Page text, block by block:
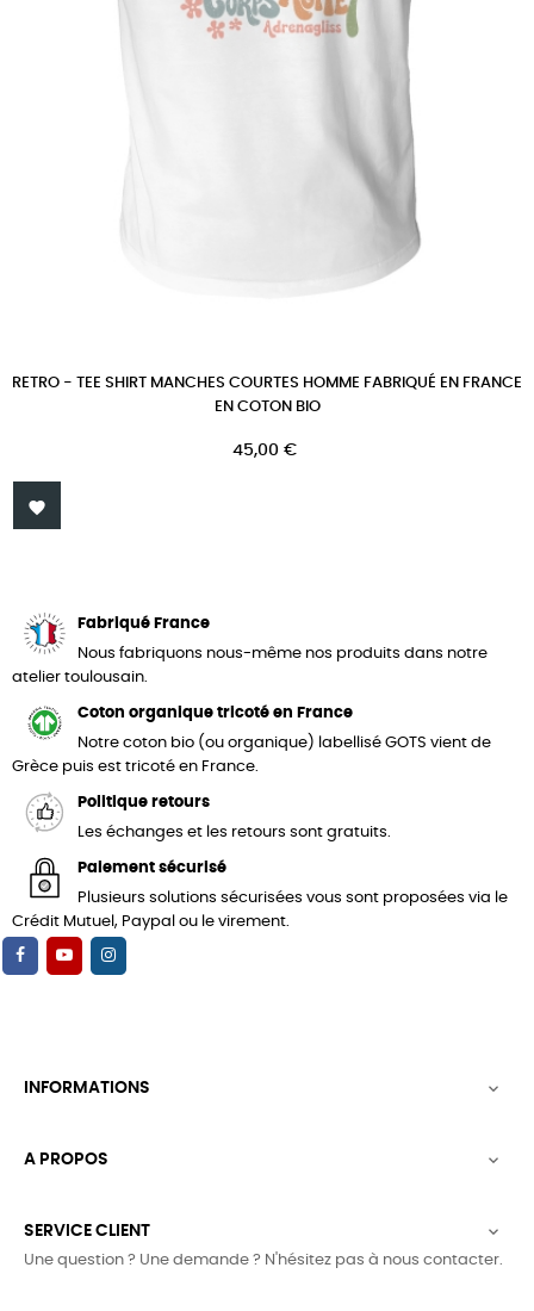
RETRO - TEE SHIRT MANCHES COURTES HOMME FABRIQUÉ EN FRANCE
EN COTON BIO
Prix
45,00 €

Fabriqué France
Nous fabriquons nous-même nos produits dans notre
atelier toulousain.
Coton organique tricoté en France
Notre coton bio (ou organique) labellisé GOTS vient de
Grèce puis est tricoté en France.
Politique retours
Les échanges et les retours sont gratuits.
Paiement sécurisé
Plusieurs solutions sécurisées vous sont proposées via le
Crédit Mutuel, Paypal ou le virement.
INFORMATIONS 
A PROPOS 
SERVICE CLIENT 
Une question ? Une demande ? N'hésitez pas à nous contacter.